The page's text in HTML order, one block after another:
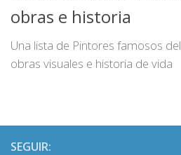
obras e historia
Una lista de Pintores famosos
obras visuales e historia de vida
SEGUIR: